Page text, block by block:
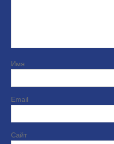
Сайт